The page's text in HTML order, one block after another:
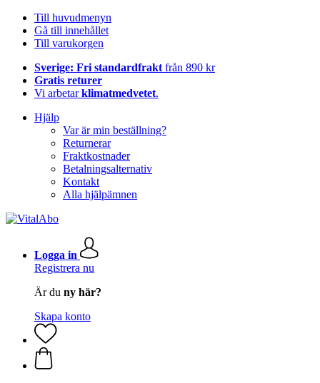
Till huvudmenyn
Gå till innehållet
Till varukorgen
Sverige: Fri standardfrakt från 890 kr
Gratis returer
Vi arbetarklimatmedvetet.
Hjälp
Var är min beställning?
Returnerar
Fraktkostnader
Betalningsalternativ
Kontakt
Alla hjälpämnen
Logga in
Registrera nu
Är du ny här?
Skapa konto